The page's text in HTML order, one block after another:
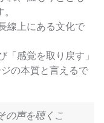
線上にある文化で
感覚を取り戻す」
の本質と言えるで
の声を聴くこ